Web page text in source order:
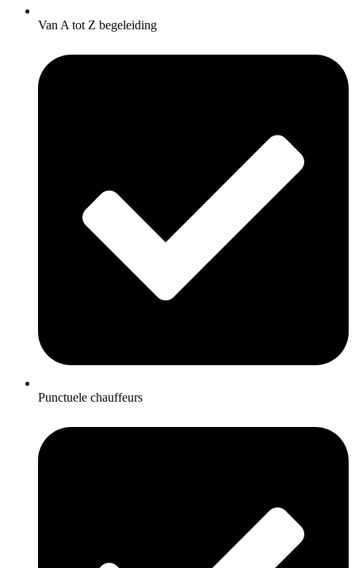
Van A tot Z begeleiding
Punctuele chauffeurs